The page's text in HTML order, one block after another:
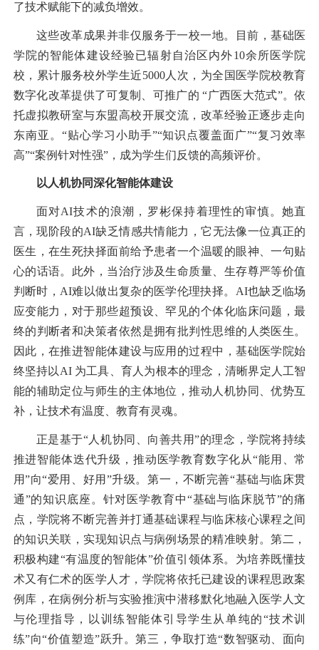
了技术赋能下的减负增效。
这些改革成果并非仅服务于一校一地。目前，基础医
学院的智能体建设经验已辐射自治区内外10余所医学院
校，累计服务校外学生近5000人次，为全国医学院校教育
数字化改革提供了可复制、可推广的 “广西医大范式”。依
托虚拟教研室与东盟高校开展交流，改革经验正逐步走向
东南亚。“贴心学习小助手”“知识点覆盖面广”“复习效率
高”“案例针对性强”，成为学生们反馈的高频评价。
以人机协同深化智能体建设
面对AI技术的浪潮，罗彬保持着理性的审慎。她直
言，现阶段的AI缺乏情感共情能力，它无法像一位真正的
医生，在生死抉择面前给予患者一个温暖的眼神、一句贴
心的话语。此外，当治疗涉及生命质量、生存尊严等价值
判断时，AI难以做出复杂的医学伦理抉择。AI也缺乏临场
应变能力，对于那些超预设、罕见的个体化临床问题，最
终的判断者和决策者依然是拥有批判性思维的人类医生。
因此，在推进智能体建设与应用的过程中，基础医学院始
终坚持以AI 为工具、育人为根本的理念，清晰界定人工智
能的辅助定位与师生的主体地位，推动人机协同、优势互
补，让技术有温度、教育有灵魂。
正是基于“人机协同、向善共用”的理念，学院将持续
推进智能体迭代升级，推动医学教育数字化从“能用、常
用”向“爱用、好用”升级。 第一，不断完善“基础与临床贯
通”的知识底座。 针对医学教育中“基础与临床脱节”的痛
点，学院将不断完善并打通基础课程与临床核心课程之间
的知识关联，实现知识点与病例场景的精准映射。第二，
积极构建“有温度的智能体”价值引领体系。 为培养既懂技
术又有仁术的医学人才，学院将依托已建设的课程思政案
例库 ，在病例分析与实验推演中潜移默化地融入医学人文
与伦理指导，以训练智能体引导学生从单纯的“技术训
练”向“价值塑造”跃升。第三，争取打造“数智驱动、面向